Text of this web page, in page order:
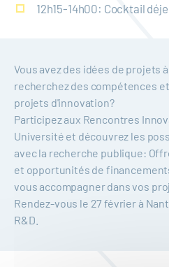
12h15-14h00: Cocktail
Vous avez des idées de projets
recherchez des compétences
projets d'innovation?
Participez aux Rencontres
Université et découvrez les
avec la recherche publique:
et opportunités de
vous accompagner dans vos
Rendez-vous le 27 février à
R&D.